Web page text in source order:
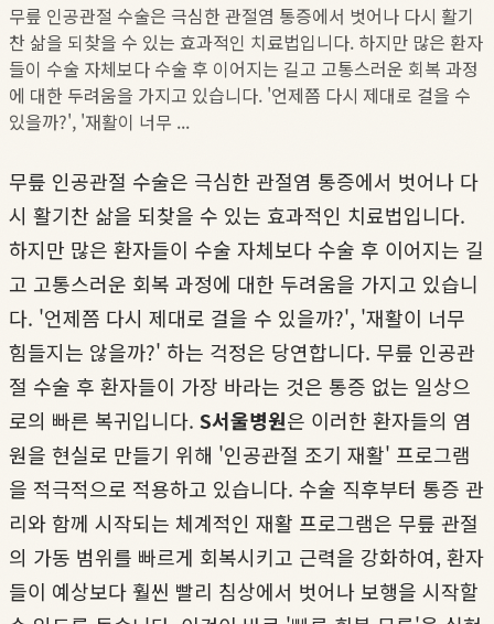
무릎 인공관절 수술은 극심한 관절염 통증에서 벗어나 다시 활기
찬 삶을 되찾을 수 있는 효과적인 치료법입니다. 하지만 많은 환자
들이 수술 자체보다 수술 후 이어지는 길고 고통스러운 회복 과정
에 대한 두려움을 가지고 있습니다. '언제쯤 다시 제대로 걸을 수
있을까?', '재활이 너무 ...
무릎 인공관절 수술은 극심한 관절염 통증에서 벗어나 다
시 활기찬 삶을 되찾을 수 있는 효과적인 치료법입니다.
하지만 많은 환자들이 수술 자체보다 수술 후 이어지는 길
고 고통스러운 회복 과정에 대한 두려움을 가지고 있습니
다. '언제쯤 다시 제대로 걸을 수 있을까?', '재활이 너무
힘들지는 않을까?' 하는 걱정은 당연합니다. 무릎 인공관
절 수술 후 환자들이 가장 바라는 것은 통증 없는 일상으
로의 빠른 복귀입니다. S서울병원은 이러한 환자들의 염
원을 현실로 만들기 위해 '인공관절 조기 재활' 프로그램
을 적극적으로 적용하고 있습니다. 수술 직후부터 통증 관
리와 함께 시작되는 체계적인 재활 프로그램은 무릎 관절
의 가동 범위를 빠르게 회복시키고 근력을 강화하여, 환자
들이 예상보다 훨씬 빨리 침상에서 벗어나 보행을 시작할